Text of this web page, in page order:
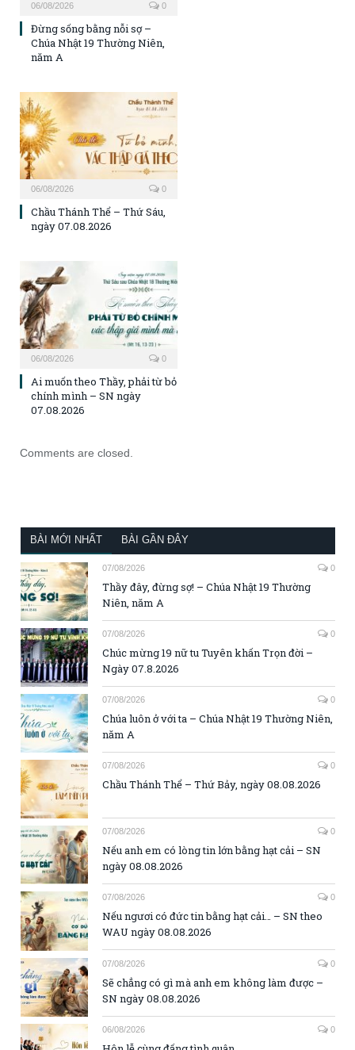
06/08/2026 0
Đừng sống bằng nỗi sợ –
Chúa Nhật 19 Thường Niên,
năm A
06/08/2026 0
Chầu Thánh Thể – Thứ Sáu,
ngày 07.08.2026
06/08/2026 0
Ai muốn theo Thầy, phải từ bỏ
chính mình – SN ngày
07.08.2026
Comments are closed.
BÀI MỚI NHẤT BÀI GẦN ĐÂY
07/08/2026 0
Thầy đây, đừng sợ! – Chúa Nhật 19 Thường
Niên, năm A
07/08/2026 0
Chúc mừng 19 nữ tu Tuyên khấn Trọn đời –
Ngày 07.8.2026
07/08/2026 0
Chúa luôn ở với ta – Chúa Nhật 19 Thường Niên,
năm A
07/08/2026 0
Chầu Thánh Thể – Thứ Bảy, ngày 08.08.2026
07/08/2026 0
Nếu anh em có lòng tin lớn bằng hạt cải – SN
ngày 08.08.2026
07/08/2026 0
Nếu ngươi có đức tin bằng hạt cải… – SN theo
WAU ngày 08.08.2026
07/08/2026 0
Sẽ chẳng có gì mà anh em không làm được –
SN ngày 08.08.2026
06/08/2026 0